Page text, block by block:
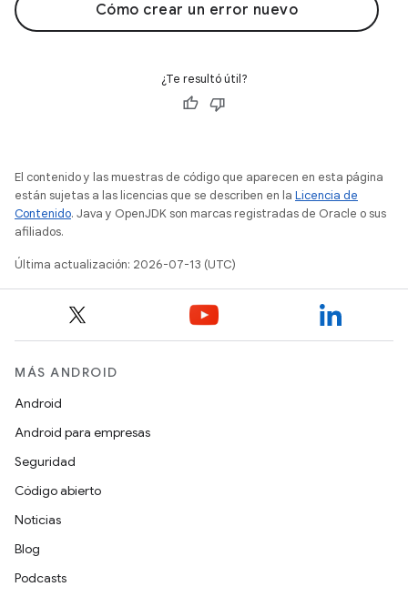
Cómo crear un error nuevo
¿Te resultó útil?
El contenido y las muestras de código que aparecen en esta página
están sujetas a las licencias que se describen en la Licencia de
Contenido. Java y OpenJDK son marcas registradas de Oracle o sus
afiliados.
Última actualización: 2026-07-13 (UTC)
MÁS ANDROID
Android
Android para empresas
Seguridad
Código abierto
Noticias
Blog
Podcasts